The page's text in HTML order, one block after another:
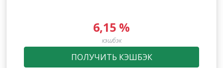
6,15 %
кэшбэк
ПОЛУЧИТЬ КЭШБЭК